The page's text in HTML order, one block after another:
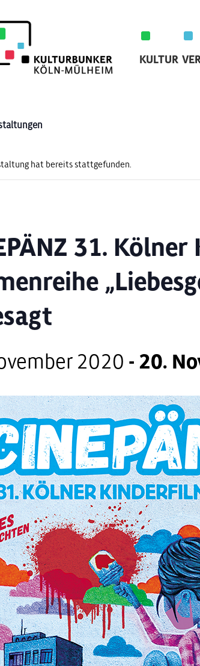
KULTUR
hat bereits stattgefunden.
31.
2020 - 20.